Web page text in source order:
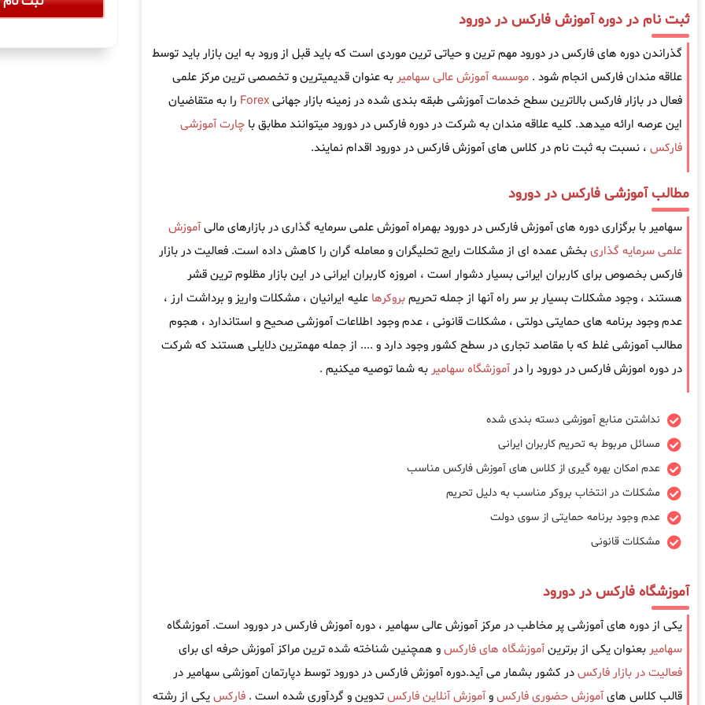
ثبت نام در دوره آموزش فارکس در دورود
گذراندن دوره های فارکس در دورود مهم ترین و حیاتی ترین موردی است که باید قبل از ورود به این بازار باید توسط
علاقه مندان فارکس انجام شود . موسسه آموزش عالی سهامیربه عنوان قدیمیترین و تخصصی ترین مرکز علمی
فعال در بازار فارکس بالاترین سطح خدمات آموزشی طبقه بندی شده در زمینه بازار جهانیForex را به متقاضیان
این عرصه ارائه میدهد. کلیه علاقه مندان به شرکت در دوره فارکس در دورود میتوانند مطابق با چارت آموزشی
فارکس ، نسبت به ثبت نام در کلاس های آموزش فارکس در دورود اقدام نمایند.
مطالب آموزشی فارکس در دورود
سهامیر با برگزاری دوره های آموزش فارکس در دورود بهمراه آموزش علمی سرمایه گذاری در بازارهای مالیآموزش
علمی سرمایه گذاریبخش عمده ای از مشکلات رایج تحلیگران و معامله گران را کاهش داده است. فعالیت در بازار
فارکس بخصوص برای کاربران ایرانی بسیار دشوار است ، امروزه کاربران ایرانی در این بازار مظلوم ترین قشر
هستند ، وجود مشکلات بسیار بر سر راه آنها از جمله تحریمبروکرها علیه ایرانیان ، مشکلات واریز و برداشت ارز ،
عدم وجود برنامه های حمایتی دولتی ، مشکلات قانونی ، عدم وجود اطلاعات آموزشی صحیح و استاندارد ، هجوم
مطالب آموزشی غلط که با مقاصد تجاری در سطح کشور وجود دارد و .... از جمله مهمترین دلایلی هستند که شرکت
در دوره اموزش فارکس در دورود را در آموزشگاه سهامیر به شما توصیه میکنیم .
نداشتن منابع آموزشی دسته بندی شده
مسائل مربوط به تحریم کاربران ایرانی
عدم امکان بهره گیری از کلاس های آموزش فارکس مناسب
مشکلات در انتخاب بروکر مناسب به دلیل تحریم
عدم وجود برنامه حمایتی از سوی دولت
مشکلات قانونی
آموزشگاه فارکس در دورود
یکی از دوره های آموزشی پر مخاطب در مرکز آموزش عالی سهامیر ، دوره آموزش فارکس در دورود است. آموزشگاه
سهامیر بعنوان یکی از برترینآموزشگاه های فارکسو همچنین شناخته شده ترین مراکز آموزش حرفه ای برای
فعالیت در بازار فارکسدر کشور بشمار می آید.دوره آموزش فارکس در دورود توسط دپارتمان آموزشی سهامیر در
قالب کلاس هایآموزش حضوری فارکسوآموزش آنلاین فارکستدوین و گردآوری شده است . فارکسیکی از رشته